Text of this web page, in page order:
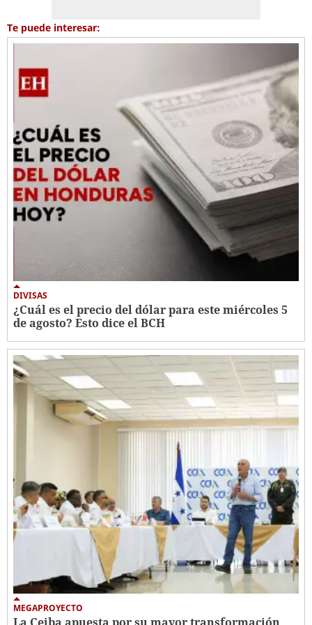
Te puede interesar:
DIVISAS
¿Cuál es el precio del dólar para este miércoles 5
de agosto? Esto dice el BCH
MEGAPROYECTO